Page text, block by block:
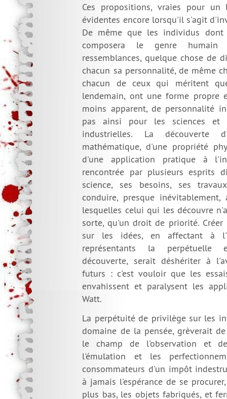
Ces propositions, vraies pour
évidentes encore lorsqu'il s'agit
De même que les individus dont
composera le genre
ressemblances, quelque chose de
chacun sa personnalité, de même
chacun de ceux qui méritent
lendemain, ont une forme propre
moins apparent, de personnalité
pas ainsi pour les sciences et
industrielles. La découverte
mathématique, d'une propriété
d'une application pratique à
rencontrée par plusieurs esprits
science, ses besoins, ses
conduire, presque
lesquelles celui qui les découvre
sorte, qu'un droit de priorité.
sur les idées, en affectant à
représentants la
découverte, serait déshériter à
futurs : c'est vouloir que les
envahissent et paralysent les
Watt.
La perpétuité de privilège sur les
domaine de la pensée, grèverait
le champ de l'observation et
l'émulation et les
consommateurs d'un impôt
à jamais l'espérance de se
plus bas, les objets fabriqués, et